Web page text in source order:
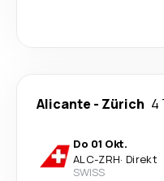
Alicante - Zürich 4
Do 01 Okt.
ALC-ZRH· Direkt
SWISS